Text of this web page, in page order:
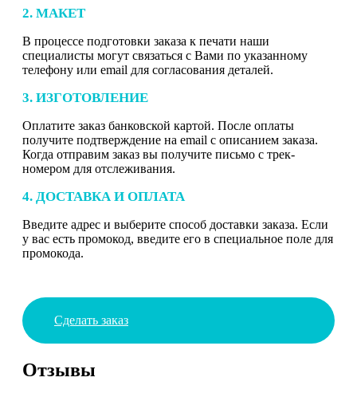
2. МАКЕТ
В процессе подготовки заказа к печати наши
специалисты могут связаться с Вами по указанному
телефону или email для согласования деталей.
3. ИЗГОТОВЛЕНИЕ
Оплатите заказ банковской картой. После оплаты
получите подтверждение на email с описанием заказа.
Когда отправим заказ вы получите письмо с трек-
номером для отслеживания.
4. ДОСТАВКА И ОПЛАТА
Введите адрес и выберите способ доставки заказа. Если
у вас есть промокод, введите его в специальное поле для
промокода.
Сделать заказ
Отзывы